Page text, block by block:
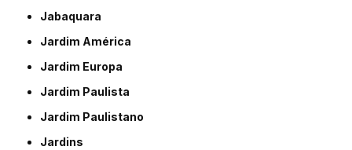
Jabaquara
Jardim América
Jardim Europa
Jardim Paulista
Jardim Paulistano
Jardins